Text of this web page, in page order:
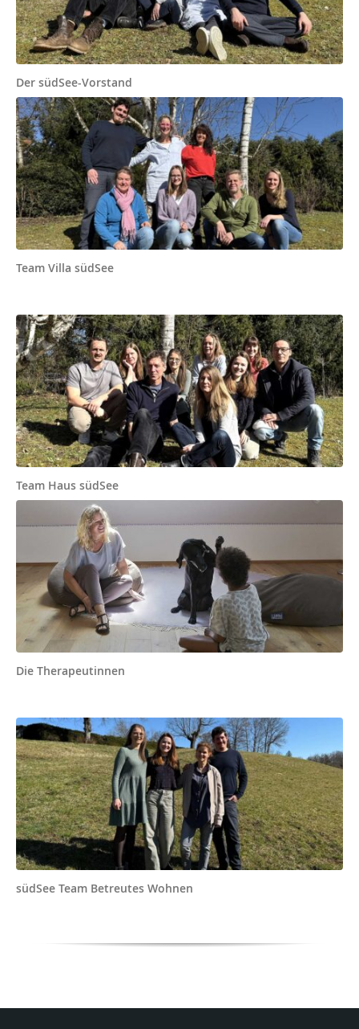
Der südSee-Vorstand
Team Villa südSee
Team Haus südSee
Die Therapeutinnen
südSee Team Betreutes Wohnen